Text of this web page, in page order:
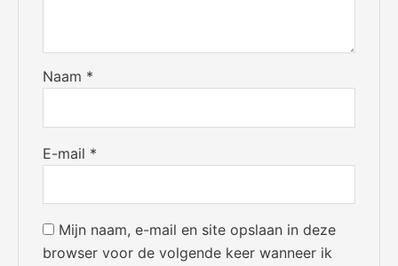
Naam *
E-mail *
Mijn naam, e-mail en site opslaan in deze
browser voor de volgende keer wanneer ik